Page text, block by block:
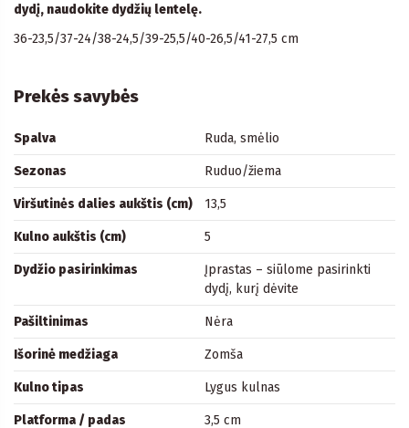
dydį, naudokite dydžių lentelę.
36-23,5/37-24/38-24,5/39-25,5/40-26,5/41-27,5 cm
Prekės savybės
Spalva Ruda, smėlio
Sezonas Ruduo/žiema
Viršutinės dalies aukštis (cm) 13,5
Kulno aukštis (cm) 5
Dydžio pasirinkimas
Įprastas – siūlome pasirinkti
dydį, kurį dėvite
Pašiltinimas Nėra
Išorinė medžiaga Zomša
Kulno tipas Lygus kulnas
Platforma / padas 3,5 cm